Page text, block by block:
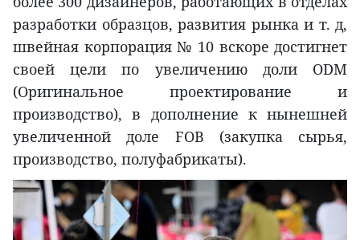
разработки образцов, развития рынка и т. д,
швейная корпорация № 10 вскоре достигнет
своей цели по увеличению доли ODM
(Оригинальное проектирование и
производство), в дополнение к нынешней
увеличенной доле FOB (закупка сырья,
производство, полуфабрикаты).